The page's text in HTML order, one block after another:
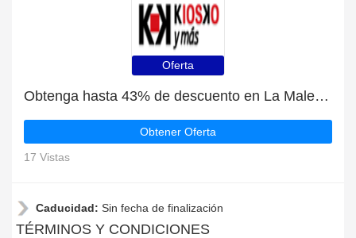
Oferta
Obtenga hasta 43% de descuento en La Maleta de Portbou para este mes | finaliza pronto
Obtener Oferta
17 Vistas
Caducidad: Sin fecha de finalización
TÉRMINOS Y CONDICIONES